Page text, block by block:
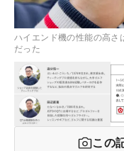
ハイエンド機の性能の高さ
だった
この